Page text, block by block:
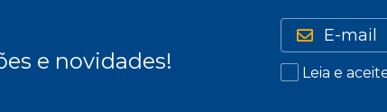
e novidades! Leia e